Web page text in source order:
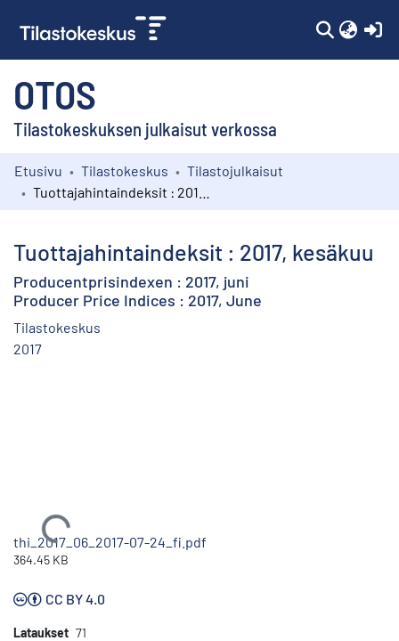
OTOS
Tilastokeskuksen julkaisut verkossa
Kokoelmat
Etusivu Tilastokeskus
Tilastojulkaisut
Tuottajahintaindeksit : 2017, kesäkuu
Producentprisindexen : 2017, juni
Producer Price Indices : 2017, June
Tilastokeskus
2017
Ladataan...
thi_2017_06_2017-07-24_fi.pdf
364.45 KB
CC BY 4.0
Lataukset 71